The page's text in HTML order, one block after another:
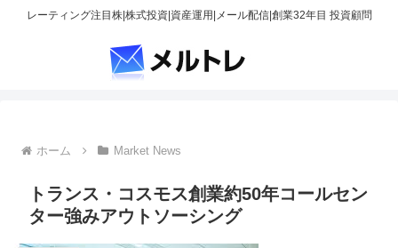
レーティング注目株|株式投資|資産運用|メール配信|創業32年目 投資顧問
ホーム Market News
トランス・コスモス創業約50年コールセン
ター強みアウトソーシング